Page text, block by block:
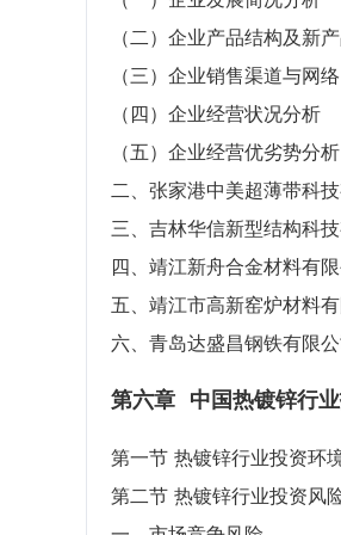
（二）企业产品结构及新
（三）企业销售渠道与网络
（四）企业经营状况分析
（五）企业经营优劣势分析
二、张家港中美超薄带科
三、吉林华信新型结构科
四、靖江新舟合金材料有限
五、靖江市高新窑炉材料
六、青岛达盛昌钢铁有限
第六章 中国热镀锌行
第一节 热镀锌行业投资环
第二节 热镀锌行业投资风